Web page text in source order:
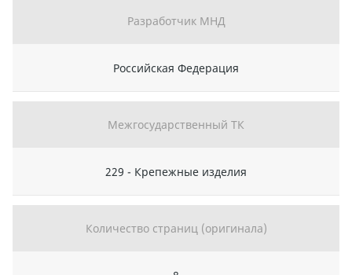
Разработчик МНД
Российская Федерация
Межгосударственный ТК
229 - Крепежные изделия
Количество страниц (оригинала)